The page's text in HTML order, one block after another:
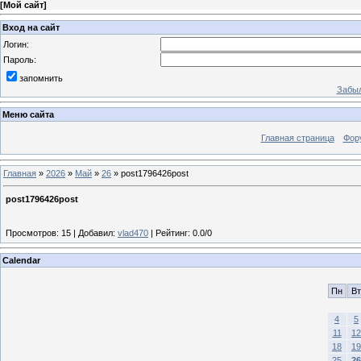
[Мой сайт]
Вход на сайт
Логин:
Пароль:
запомнить
Меню сайта
Главная страница
Главная » 2026 » Май » 26 » post1796426post
post1796426post
Просмотров: 15 | Добавил: vlad470 | Рейтинг: 0.0/0
Calendar
Пн Вт
4
5
11
12
18
19